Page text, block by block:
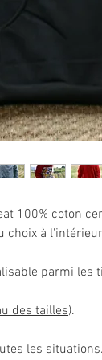
100% coton
choix à
parmi les
des tailles).
les situations.